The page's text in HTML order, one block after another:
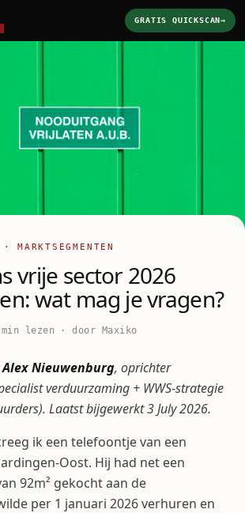
GRATIS QUICKSCAN→
vrije sector 2026
wat mag je vragen?
lezen · door Maxiko
Alex Nieuwenburg, oprichter
verduurzaming + WWS-strategie
Laatst bijgewerkt 3 July 2026.
ik een telefoontje van een
Oost. Hij had net een
92m² gekocht aan de
per 1 januari 2026 verhuren en